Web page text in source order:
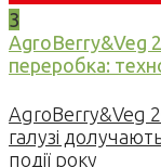
3
AgroBerry&Veg
переробка:
AgroBerry&Veg
галузі
події року